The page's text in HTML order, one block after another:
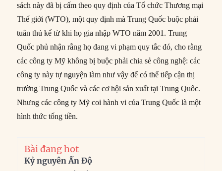
sách này đã bị cấm theo quy định của Tổ chức Thương mại
Thế giới (WTO), một quy định mà Trung Quốc buộc phải
tuân thủ kể từ khi họ gia nhập WTO năm 2001. Trung
Quốc phủ nhận rằng họ đang vi phạm quy tắc đó, cho rằng
các công ty Mỹ không bị buộc phải chia sẻ công nghệ: các
công ty này tự nguyện làm như vậy để có thể tiếp cận thị
trường Trung Quốc và các cơ hội sản xuất tại Trung Quốc.
Nhưng các công ty Mỹ coi hành vi của Trung Quốc là một
hình thức tống tiền.
Bài đang hot
Kỷ nguyên Ấn Độ